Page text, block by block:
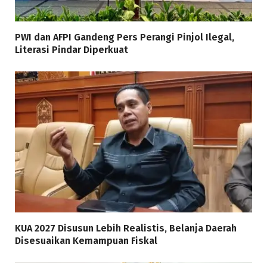
PWI dan AFPI Gandeng Pers Perangi Pinjol Ilegal,
Literasi Pindar Diperkuat
KUA 2027 Disusun Lebih Realistis, Belanja Daerah
Disesuaikan Kemampuan Fiskal